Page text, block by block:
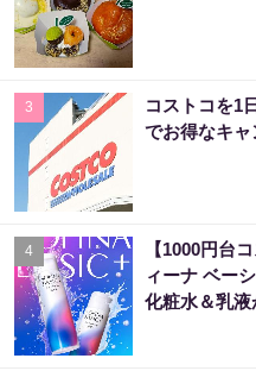
3
コストコを1
でお得なキ
4
【1000円台
ィーナ ベー
化粧水＆乳液